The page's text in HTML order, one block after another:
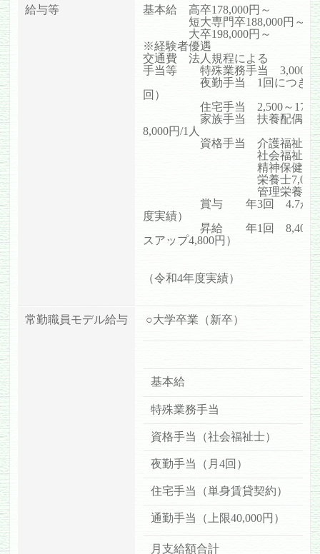
給与等 基本給高卒178,000円～
短大専門卒188,000円～
大卒198,000円～
※経験者優遇
交通費法人規程による
手当等 特殊業務手当 3,000円
夜勤手当 1回につき8,000
回）
住宅手当 2,500～
家族手当 扶養配偶者
8,000円/1人
資格手当 介護福祉士
社会福祉士
精神保健福祉士
栄養士7,000
管理栄養士
賞与 年3回 4.7か月分
度実績）
昇給 年1回 8,400
スアップ4,800円）
（令和4年度実績）
常勤職員モデル給与 ○大学卒業（新卒）
基本給
特殊業務手当
資格手当（社会福祉士）
夜勤手当（月4回）
住宅手当（単身賃貸契約）
通勤手当（上限40,000円）
月支給額合計